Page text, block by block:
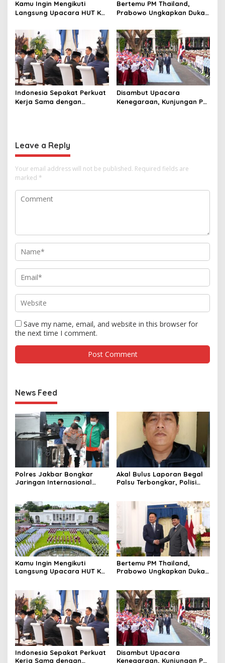
Kamu Ingin Mengikuti
Langsung Upacara HUT Ke-
Istana? Ini Link
Pendaftaran Resminya di
Sini
Bertemu PM Thailand,
Prabowo Ungkapkan Duka
Selamat Ulang Tahun ke
Raja Thailand
Indonesia Sepakat Perkuat
Kerja Sama dengan
Disambut Upacara
Kenegaraan, Kunjungan PM
Leave a Reply
Your email address will not be published. Required fields are
marked *
Save my name, email, and website in this browser for
the next time I comment.
News Feed
Polres Jakbar Bongkar
Jaringan Internasional
Diringkus dan Barang Bukti
1,1 Ton Rp119 Miliar
Dimusnahkan
Akal Bulus Laporan Begal
Palsu Terbongkar, Polisi
Kamu Ingin Mengikuti
Langsung Upacara HUT Ke-
Pendaftaran Resminya di
Sini
Bertemu PM Thailand,
Prabowo Ungkapkan Duka
Raja Thailand
Indonesia Sepakat Perkuat
Kerja Sama dengan
Disambut Upacara
Kenegaraan, Kunjungan PM